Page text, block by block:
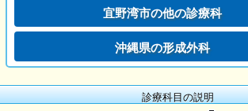
宜野湾市の他の診療科
沖縄県の形成外科
診療科目の説明